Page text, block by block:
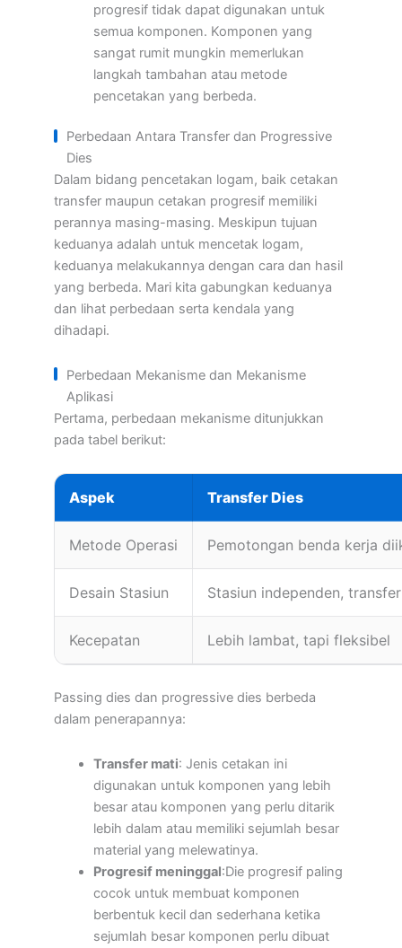
progresif tidak dapat digunakan untuk
semua komponen. Komponen yang
sangat rumit mungkin memerlukan
langkah tambahan atau metode
pencetakan yang berbeda.
Perbedaan Antara Transfer dan Progressive
Dies
Dalam bidang pencetakan logam, baik cetakan
transfer maupun cetakan progresif memiliki
perannya masing-masing. Meskipun tujuan
keduanya adalah untuk mencetak logam,
keduanya melakukannya dengan cara dan hasil
yang berbeda. Mari kita gabungkan keduanya
dan lihat perbedaan serta kendala yang
dihadapi.
Perbedaan Mekanisme dan Mekanisme
Aplikasi
Pertama, perbedaan mekanisme ditunjukkan
pada tabel berikut:
Aspek Transfer Dies
Metode Operasi Pemotongan benda kerja
Desain Stasiun Stasiun independen,
Kecepatan Lebih lambat, tapi fleksibel
Passing dies dan progressive dies berbeda
dalam penerapannya:
Transfer mati: Jenis cetakan ini
digunakan untuk komponen yang lebih
besar atau komponen yang perlu ditarik
lebih dalam atau memiliki sejumlah besar
material yang melewatinya.
Progresif meninggal:Die progresif paling
cocok untuk membuat komponen
berbentuk kecil dan sederhana ketika
sejumlah besar komponen perlu dibuat